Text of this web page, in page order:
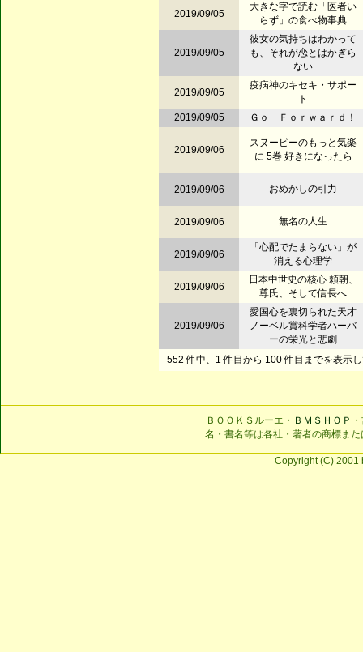
2019/09/05
大きな字で読む「医者い
らず」の食べ物事典
2019/09/05
彼女の気持ちはわかって
も、それが恋とはかぎら
ない
2019/09/05
疫病神のキセキ・サポー
ト
2019/09/05
Ｇｏ Ｆｏｒｗａｒｄ！
2019/09/06
スヌーピーのもっと気楽
に 5巻 好きになったら
2019/09/06 おめかしの引力
2019/09/06 無名の人生
2019/09/06
「心配でたまらない」が
消える心理学
2019/09/06
日本中世史の核心 頼朝、
尊氏、そして信長へ
2019/09/06
愛国心を裏切られた天才
ノーベル賞科学者ハーバ
ーの栄光と悲劇
552 件中、1 件目から 100 件目までを表示
ＢＯＯＫＳルーエ・ ＢＭＳＨＯＰ
名・書名等は各社・著者の商標ま
Copyright (C) 2001